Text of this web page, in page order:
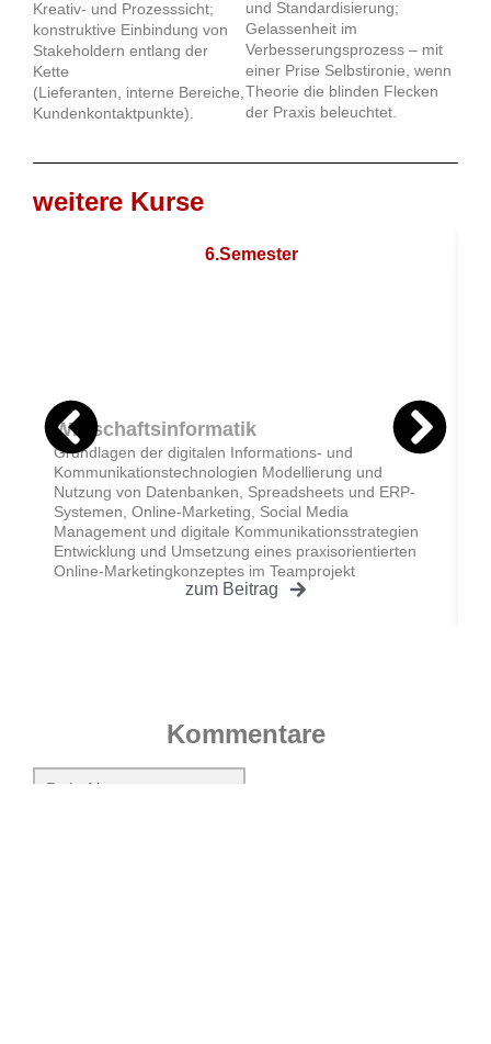
Kreativ- und Prozesssicht;
konstruktive Einbindung von
Stakeholdern entlang der
Kette
(Lieferanten, interne Bereiche,
Kundenkontaktpunkte).
und Standardisierung;
Gelassenheit im
Verbesserungsprozess – mit
einer Prise Selbstironie, wenn
Theorie die blinden Flecken
der Praxis beleuchtet.
weitere Kurse
6.Semester
Wirtschaftsinformatik
Grundlagen der digitalen Informations- und
Kommunikationstechnologien Modellierung und
Nutzung von Datenbanken, Spreadsheets und ERP-
Systemen, Online-Marketing, Social Media
Management und digitale Kommunikationsstrategien
Entwicklung und Umsetzung eines praxisorientierten
Online-Marketingkonzeptes im Teamprojekt
zum Beitrag
Kommentare